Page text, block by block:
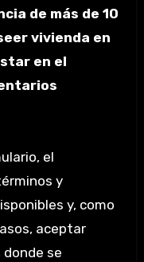
de más de 10
vivienda en
en el
el
y
y, como
aceptar
se